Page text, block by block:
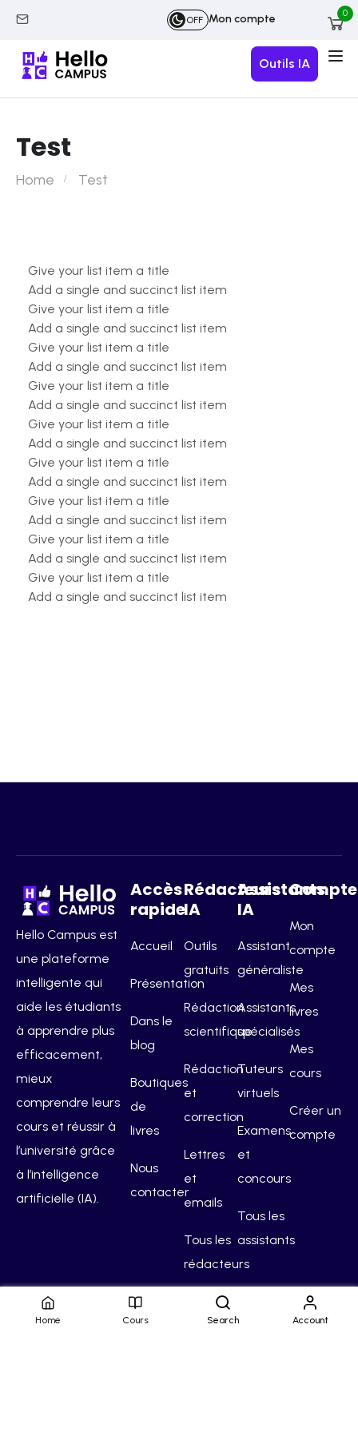
OFF Mon compte 0
Outils IA
Test
Home Test
Give your list item a title
Add a single and succinct list item
Give your list item a title
Add a single and succinct list item
Give your list item a title
Add a single and succinct list item
Give your list item a title
Add a single and succinct list item
Give your list item a title
Add a single and succinct list item
Give your list item a title
Add a single and succinct list item
Give your list item a title
Add a single and succinct list item
Give your list item a title
Add a single and succinct list item
Give your list item a title
Add a single and succinct list item
Hello Campus est
une plateforme
intelligente qui
aide les étudiants
à apprendre plus
efficacement,
mieux
comprendre leurs
cours et réussir à
l’université grâce
à l’intelligence
artificielle (IA).
Accès
rapide
Accueil
Présentation
Dans le
blog
Boutiques
de
livres
Nous
contacter
Rédacteurs
IA
Outils
gratuits
Rédaction
scientifique
Rédaction
et
correction
Lettres
et
emails
Tous les
rédacteurs
Assistants
IA
Assistant
généraliste
Assistants
spécialisés
Tuteurs
virtuels
Examens
et
concours
Tous les
assistants
Compte
Mon
compte
Mes
livres
Mes
cours
Créer un
compte
Home Cours Search Account